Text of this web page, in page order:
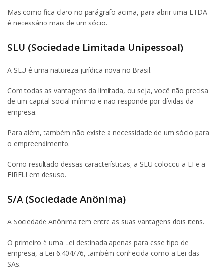
Mas como fica claro no parágrafo acima, para abrir uma LTDA
é necessário mais de um sócio.
SLU (Sociedade Limitada Unipessoal)
A SLU é uma natureza jurídica nova no Brasil.
Com todas as vantagens da limitada, ou seja, você não precisa
de um capital social mínimo e não responde por dívidas da
empresa.
Para além, também não existe a necessidade de um sócio para
o empreendimento.
Como resultado dessas características, a SLU colocou a EI e a
EIRELI em desuso.
S/A (Sociedade Anônima)
A Sociedade Anônima tem entre as suas vantagens dois itens.
O primeiro é uma Lei destinada apenas para esse tipo de
empresa, a Lei 6.404/76, também conhecida como a Lei das
SAs.